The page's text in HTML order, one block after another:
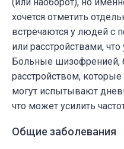
хочется отметить
встречаются у людей с
или расстройствами,
Больные
расстройством,
могут испытывают
что может усилить
Общие заболевания